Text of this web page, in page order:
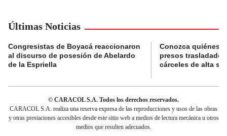
Últimas Noticias
Congresistas de Boyacá reaccionaron
al discurso de posesión de Abelardo
de la Espriella
Conozca quiénes
presos
cárceles de alta
© CARACOL S.A. Todos los derechos reservados.
CARACOL S.A. realiza una reserva expresa de las reproducciones y usos de las obras
y otras prestaciones accesibles desde este sitio web a medios de lectura mecánica u otros
medios que resulten adecuados.